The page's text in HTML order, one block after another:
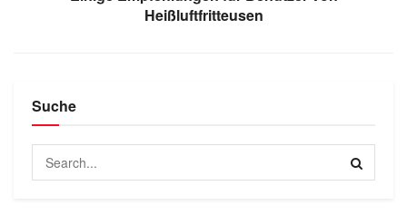
Heißluftfritteusen
Suche